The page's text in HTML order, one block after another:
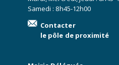
Samedi : 8h45-12h00
Contacter
le pôle de proximité